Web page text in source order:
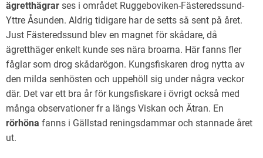
ägretthägrar ses i området Ruggeboviken-Fästeredssund-
Yttre Åsunden. Aldrig tidigare har de setts så sent på året.
Just Fästeredssund blev en magnet för skådare, då
ägretthäger enkelt kunde ses nära broarna. Här fanns fler
fåglar som drog skådarögon. Kungsfiskaren drog nytta av
den milda senhösten och uppehöll sig under några veckor
där. Det var ett bra år för kungsfiskare i övrigt också med
många observationer fr a längs Viskan och Ätran. En
rörhöna fanns i Gällstad reningsdammar och stannade året
ut.